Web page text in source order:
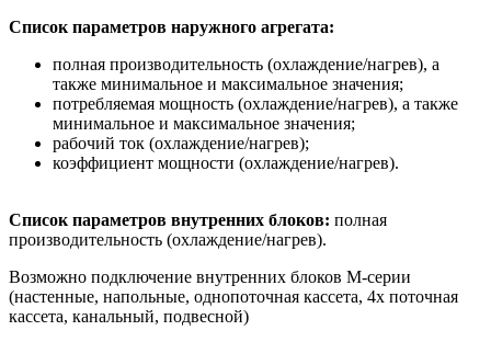
Список параметров наружного агрегата:
полная производительность (охлаждение/нагрев), а
также минимальное и максимальное значения;
потребляемая мощность (охлаждение/нагрев), а также
минимальное и максимальное значения;
рабочий ток (охлаждение/нагрев);
коэффициент мощности (охлаждение/нагрев).
Список параметров внутренних блоков: полная
производительность (охлаждение/нагрев).
Возможно подключение внутренних блоков М-серии
(настенные, напольные, однопоточная кассета, 4х поточная
кассета, канальный, подвесной)